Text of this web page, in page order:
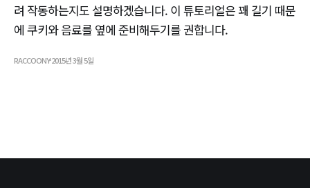
려 작동하는지도 설명하겠습니다. 이 튜토리얼은 꽤 길기 때문
에 쿠키와 음료를 옆에 준비해두기를 권합니다.
RACCOONY2015년 3월 5일